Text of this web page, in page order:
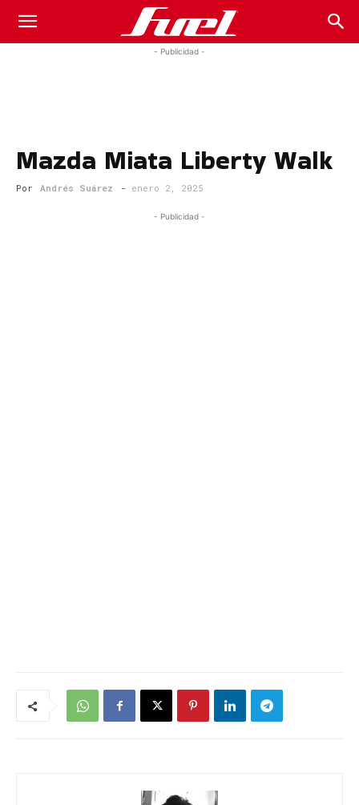
Fuel
Magazine
- Publicidad -
Mazda Miata Liberty Walk
Por Andrés Suárez - enero 2, 2025
- Publicidad -